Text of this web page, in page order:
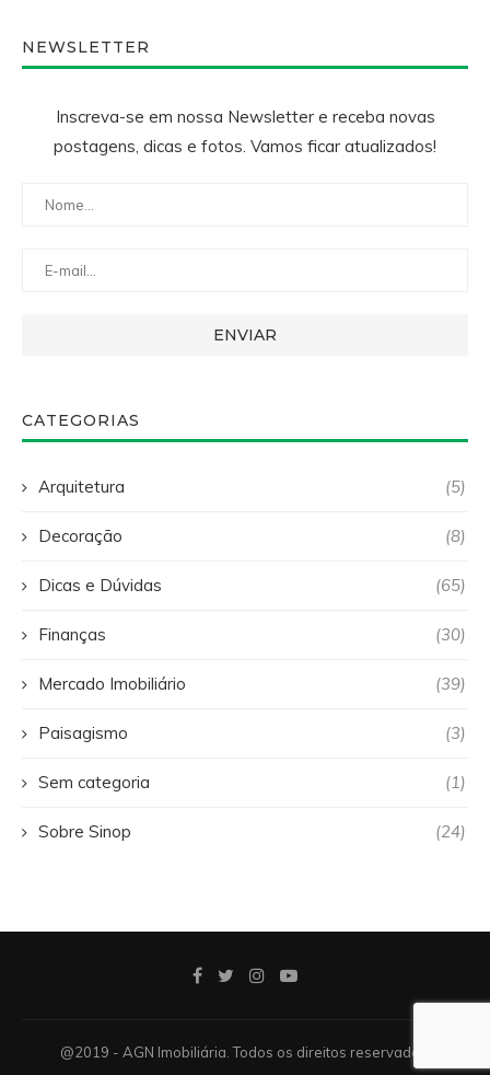
NEWSLETTER
Inscreva-se em nossa Newsletter e receba novas
postagens, dicas e fotos. Vamos ficar atualizados!
CATEGORIAS
Arquitetura (5)
Decoração (8)
Dicas e Dúvidas (65)
Finanças (30)
Mercado Imobiliário (39)
Paisagismo (3)
Sem categoria (1)
Sobre Sinop (24)
@2019 - AGN Imobiliária. Todos os direitos reservados.